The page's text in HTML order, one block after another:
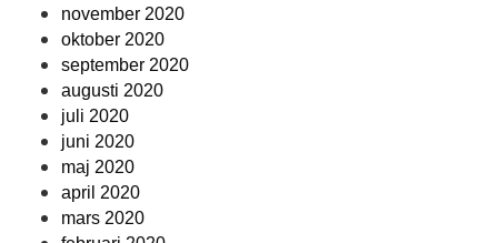
november 2020
oktober 2020
september 2020
augusti 2020
juli 2020
juni 2020
maj 2020
april 2020
mars 2020